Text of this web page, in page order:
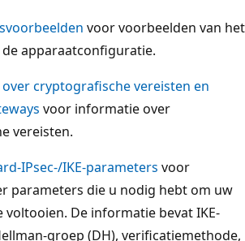
voor voorbeelden van het
apparaatconfiguratie.
cryptografische vereisten en
voor informatie over
vereisten.
IPsec-/IKE-parameters voor
parameters die u nodig hebt om uw
De informatie bevat IKE-
groep (DH), verificatiemethode,